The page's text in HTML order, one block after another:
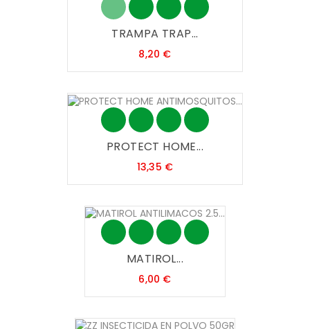
TRAMPA TRAP...
8,20 €Precio
PROTECT HOME...
13,35 €Precio
MATIROL...
6,00 €Precio